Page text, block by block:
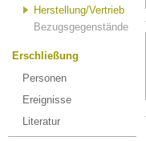
Herstellung/Vertrieb
Bezugsgegenstände
Erschließung
Personen
Ereignisse
Literatur